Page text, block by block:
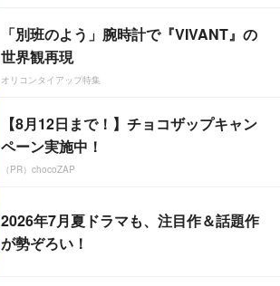
「別班のよう」腕時計で『VIVANT』の
世界観再現
オリコンタイアップ特集
【8月12日まで！】チョコザップキャン
ペーン実施中！
（PR）chocoZAP
2026年7月夏ドラマも、注目作＆話題作
が勢ぞろい！